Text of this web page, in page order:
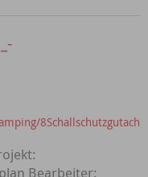
8Schallschutzgutach
Bearbeiter: